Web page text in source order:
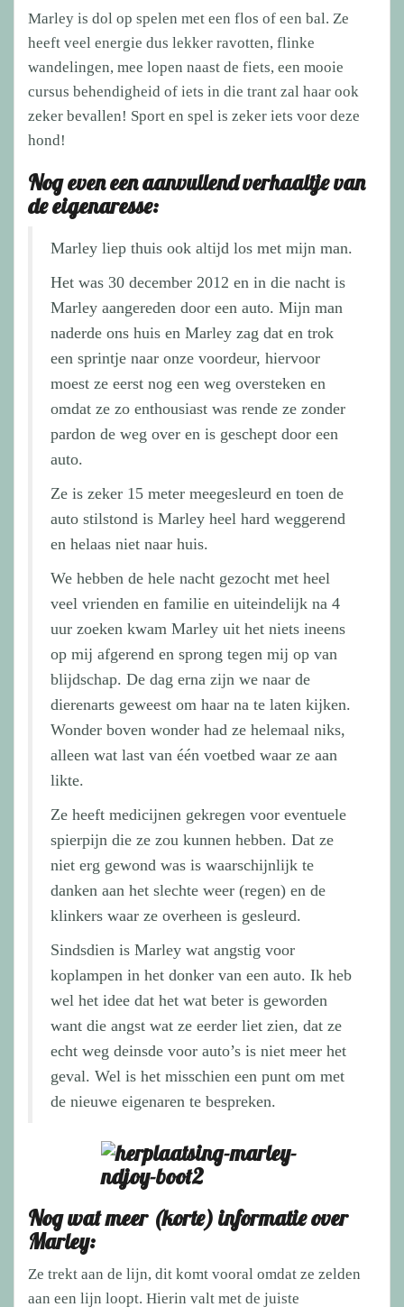
Marley is dol op spelen met een flos of een bal. Ze
heeft veel energie dus lekker ravotten, flinke
wandelingen, mee lopen naast de fiets, een mooie
cursus behendigheid of iets in die trant zal haar ook
zeker bevallen! Sport en spel is zeker iets voor deze
hond!
Nog even een aanvullend verhaaltje van
de eigenaresse:
Marley liep thuis ook altijd los met mijn man.
Het was 30 december 2012 en in die nacht is
Marley aangereden door een auto. Mijn man
naderde ons huis en Marley zag dat en trok
een sprintje naar onze voordeur, hiervoor
moest ze eerst nog een weg oversteken en
omdat ze zo enthousiast was rende ze zonder
pardon de weg over en is geschept door een
auto.
Ze is zeker 15 meter meegesleurd en toen de
auto stilstond is Marley heel hard weggerend
en helaas niet naar huis.
We hebben de hele nacht gezocht met heel
veel vrienden en familie en uiteindelijk na 4
uur zoeken kwam Marley uit het niets ineens
op mij afgerend en sprong tegen mij op van
blijdschap. De dag erna zijn we naar de
dierenarts geweest om haar na te laten kijken.
Wonder boven wonder had ze helemaal niks,
alleen wat last van één voetbed waar ze aan
likte.
Ze heeft medicijnen gekregen voor eventuele
spierpijn die ze zou kunnen hebben. Dat ze
niet erg gewond was is waarschijnlijk te
danken aan het slechte weer (regen) en de
klinkers waar ze overheen is gesleurd.
Sindsdien is Marley wat angstig voor
koplampen in het donker van een auto. Ik heb
wel het idee dat het wat beter is geworden
want die angst wat ze eerder liet zien, dat ze
echt weg deinsde voor auto’s is niet meer het
geval. Wel is het misschien een punt om met
de nieuwe eigenaren te bespreken.
Nog wat meer (korte) informatie over
Marley:
Ze trekt aan de lijn, dit komt vooral omdat ze zelden
aan een lijn loopt. Hierin valt met de juiste